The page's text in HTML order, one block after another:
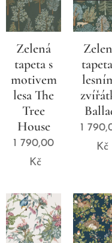
Zelená
tapeta s
motivem
lesa The
Tree
House
1 790,00
Kč
1
Kč